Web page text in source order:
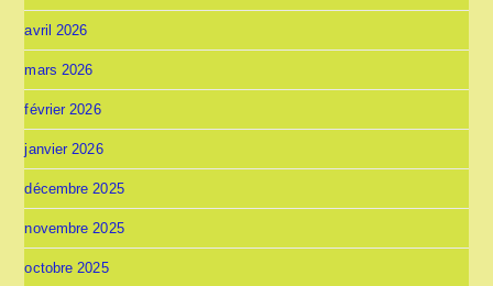
avril 2026
mars 2026
février 2026
janvier 2026
décembre 2025
novembre 2025
octobre 2025